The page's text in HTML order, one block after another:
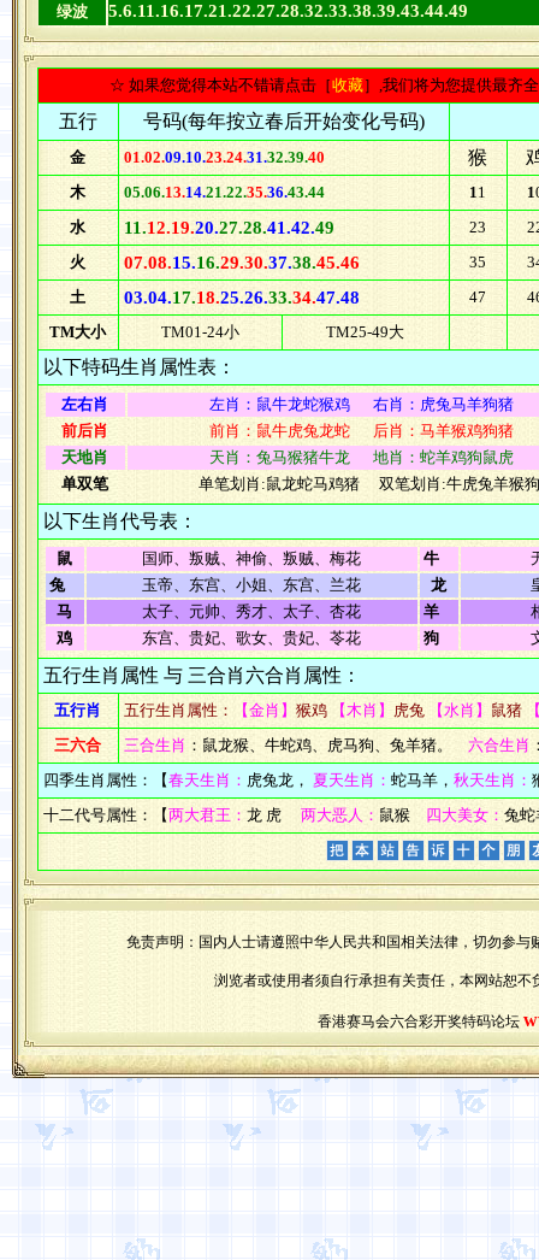
绿波 5.6.11.16.17.21.22.27.28.32.33.38.39.43.44.49
☆ 如果您觉得本站不错请点击［收藏］,我们将为您提供最齐
五行 号码(每年按立春后开始变化号码)
金 01.02.09.10.23.24.31.32.39.40 猴
木 05.06.13.14.21.22.35.36.43.44 11 1
水
11.12.19.20.27.28.41.42.49 23
火
07.08.15.16.29.30.37.38.45.46 35
土
03.04.17.18.25.26.33.34.47.48 47
TM大小
TM01-24小 TM25-49大
以下特码生肖属性表：
左右肖
左肖：鼠牛龙蛇猴鸡 右肖：虎兔马羊狗猪
前后肖
前肖：鼠牛虎兔龙蛇 后肖：马羊猴鸡狗猪
天地肖
天肖：兔马猴猪牛龙 地肖：蛇羊鸡狗鼠虎
单双笔
单笔划肖:鼠龙蛇马鸡猪 双笔划肖:牛虎兔羊猴狗
以下生肖代号表：
鼠 国师、叛贼、神偷、叛贼、梅花 牛
兔
玉帝、东宫、小姐、东宫、兰花 龙
马
太子、元帅、秀才、太子、杏花 羊
鸡
东宫、贵妃、歌女、贵妃、苓花 狗
五行生肖属性 与 三合肖六合肖属性：
五行肖 五行生肖属性： 【金肖】 猴鸡 【木肖】 虎兔 【水肖】 鼠猪
三六合
三合生肖 ：鼠龙猴、牛蛇鸡、虎马狗、兔羊猪。 六合生肖
四季生肖属性：【春天生肖： 虎兔龙， 夏天生肖： 蛇马羊， 秋天生肖：
十二代号属性：【两大君王： 龙 虎 两大恶人： 鼠猴 四大美女： 兔
免责声明：国内人士请遵照中华人民共和国相关法律，切勿参
浏览者或使用者须自行承担有关责任，本网站恕
香港赛马会六合彩开奖特码论坛